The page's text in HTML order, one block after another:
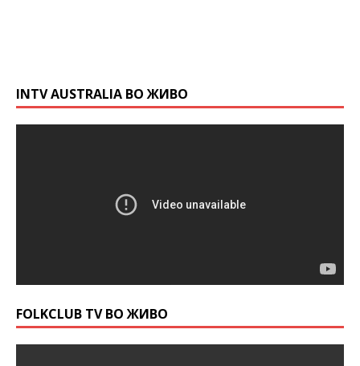
INTV AUSTRALIA ВО ЖИВО
FOLKCLUB TV ВО ЖИВО